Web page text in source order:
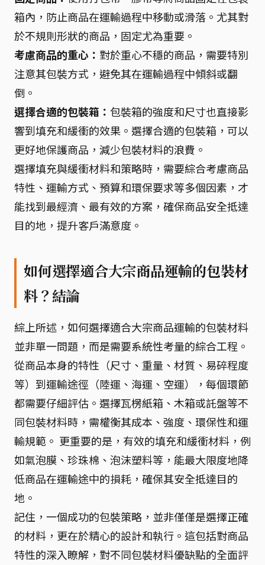
箱內，防止商品在運輸過程中移動或滑落。尤其對
於不規則形狀的商品，固定尤為重要。
考慮商品的重心： 對於重心不穩的商品，需要特別
注意其包裝方式，避免其在運輸過程中傾斜或翻
倒。
選擇合適的包裝箱： 包裝箱的強度和尺寸也直接影
響到填充和緩衝的效果。選擇合適的包裝箱，可以
更好地保護商品，減少包裝材料的浪費。
選擇填充與緩衝材料和策略時，需要綜合考慮商品
特性、運輸方式、預算和環保要求等多個因素，才
能找到最經濟、最有效的方案，確保商品安全抵達
目的地，提升客戶滿意度。
如何選擇適合大宗商品運輸的包裝材
料？結論
綜上所述，如何選擇適合大宗商品運輸的包裝材料
並非單一問題，而是需要系統性考量的綜合工程。
從商品本身的特性（尺寸、重量、材質、易碎程度
等）到運輸途徑（陸運、海運、空運），每個環節
都需要仔細評估。選擇瓦楞紙箱、木箱或託盤等不
同包裝材料時，需權衡其成本、強度、環保性和運
輸規範。 更重要的是，有效的填充和緩衝材料，例
如氣泡膜、珍珠棉、泡沫塑料等，能最大限度地降
低商品在運輸途中的損耗，確保其安全抵達目的
地。
記住，一個成功的包裝策略，並非僅僅是選擇正確
的材料，更在於精心的設計和執行。這包括對商品
特性的深入瞭解，對不同包裝材料優缺點的全面評